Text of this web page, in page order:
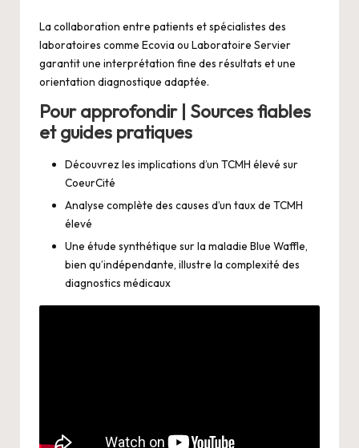
La collaboration entre patients et spécialistes des
laboratoires comme Ecovia ou Laboratoire Servier
garantit une interprétation fine des résultats et une
orientation diagnostique adaptée.
Pour approfondir | Sources fiables
et guides pratiques
Découvrez les implications d’un TCMH élevé sur
CoeurCité
Analyse complète des causes d’un taux de TCMH
élevé
Une étude synthétique sur la maladie Blue Waffle,
bien qu’indépendante, illustre la complexité des
diagnostics médicaux